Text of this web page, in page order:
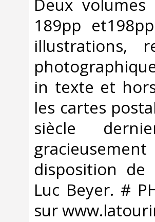
Deux
189pp
illustrations,
in texte et
les cartes
siècle
disposition
Luc Beyer. #
sur